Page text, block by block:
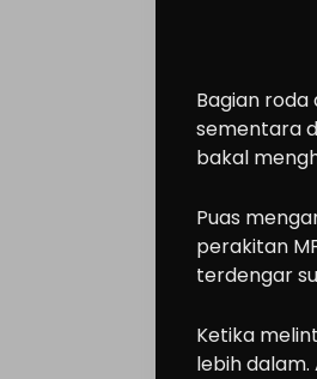
About
us
Search
Bagian roda
sementara
bakal
Puas
perakitan
terdengar
Ketika
lebih dalam.